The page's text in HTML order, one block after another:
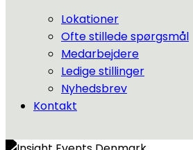
Lokationer
Ofte stillede spørgsmål
Medarbejdere
Ledige stillinger
Nyhedsbrev
Kontakt